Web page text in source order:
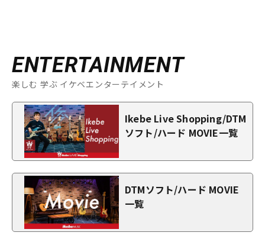
ENTERTAINMENT
楽しむ 学ぶ イケベエンターテイメント
Ikebe Live Shopping/DTM
ソフト/ハード MOVIE一覧
DTMソフト/ハード MOVIE
一覧